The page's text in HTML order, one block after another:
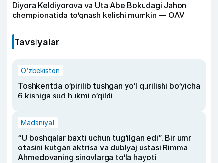
Diyora Keldiyorova va Uta Abe Bokudagi Jahon
chempionatida to‘qnash kelishi mumkin — OAV
Tavsiyalar
O‘zbekiston
Toshkentda o‘pirilib tushgan yo‘l qurilishi bo‘yicha
6 kishiga sud hukmi o‘qildi
Madaniyat
“U boshqalar baxti uchun tug‘ilgan edi”. Bir umr
otasini kutgan aktrisa va dublyaj ustasi Rimma
Ahmedovaning sinovlarga to‘la hayoti